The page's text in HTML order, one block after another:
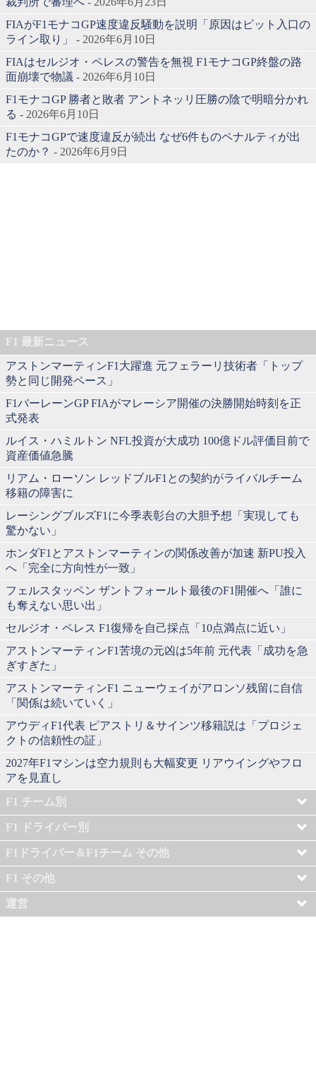
FIAがF1モナコGP速度違反騒動を説明「原因はピット入口の
ライン取り」
- 2026年6月10日
FIAはセルジオ・ペレスの警告を無視 F1モナコGP終盤の路
面崩壊で物議 - 2026年6月10日
F1モナコGP 勝者と敗者 アントネッリ圧勝の陰で明暗分かれ
る - 2026年6月10日
F1モナコGPで速度違反が続出 なぜ6件ものペナルティが出
たのか？ - 2026年6月9日
F1 最新ニュース
アストンマーティンF1大躍進 元フェラーリ技術者「トップ
勢と同じ開発ペース」
F1バーレーンGP FIAがマレーシア開催の決勝開始時刻を正
式発表
ルイス・ハミルトン NFL投資が大成功 100億ドル評価目前で
資産価値急騰
リアム・ローソン レッドブルF1との契約がライバルチーム
移籍の障害に
レーシングブルズF1に今季表彰台の大胆予想「実現しても
驚かない」
ホンダF1とアストンマーティンの関係改善が加速 新PU投入
へ「完全に方向性が一致」
フェルスタッペン ザントフォールト最後のF1開催へ「誰に
も奪えない思い出」
セルジオ・ペレス F1復帰を自己採点「10点満点に近い」
アストンマーティンF1苦境の元凶は5年前 元代表「成功を急
ぎすぎた」
アストンマーティンF1 ニューウェイがアロンソ残留に自信
「関係は続いていく」
アウディF1代表 ピアストリ＆サインツ移籍説は「プロジェ
クトの信頼性の証」
2027年F1マシンは空力規則も大幅変更 リアウイングやフロ
アを見直し
F1 チーム別
F1 ドライバー別
F1ドライバー＆F1チーム その他
F1 その他
運営